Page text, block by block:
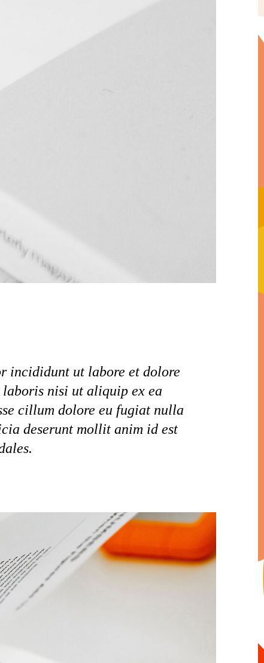
incididunt ut labore et dolore
nisi ut aliquip ex ea
cillum dolore eu fugiat nulla
deserunt mollit anim id est